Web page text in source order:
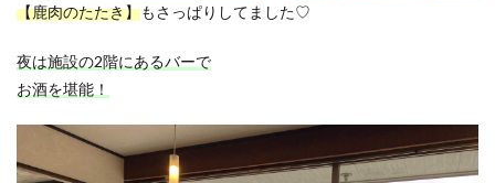
【鹿肉のたたき】もさっぱりしてました♡
夜は施設の2階にあるバーで
お酒を堪能！